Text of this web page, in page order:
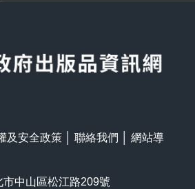
及安全政策 聯絡我們
網站導
中山區松江路209號